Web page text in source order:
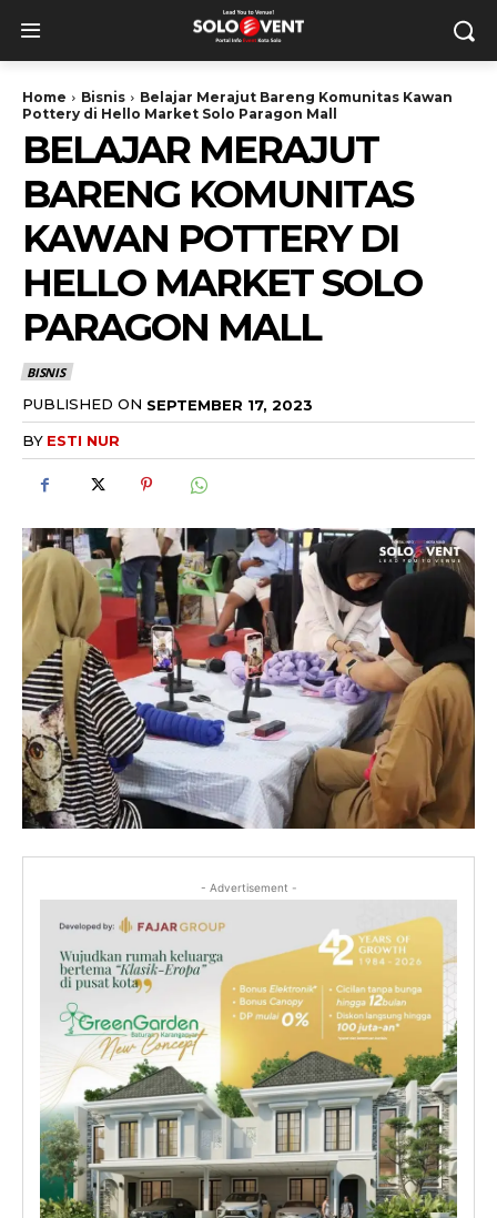
Home Bisnis
Belajar Merajut Bareng Komunitas Kawan
Pottery di Hello Market Solo Paragon Mall
BELAJAR MERAJUT
BARENG KOMUNITAS
KAWAN POTTERY DI
HELLO MARKET SOLO
PARAGON MALL
BISNIS
PUBLISHED ON SEPTEMBER 17, 2023
BY ESTI NUR
- Advertisement -